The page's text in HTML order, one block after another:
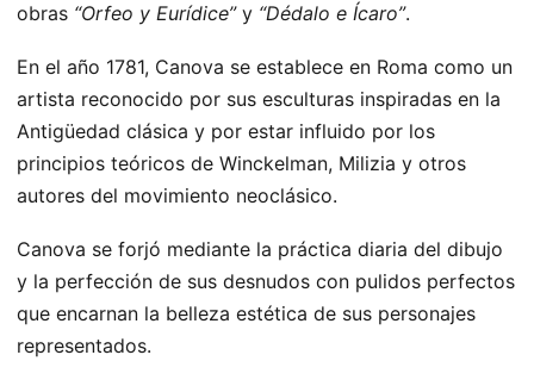
obras “Orfeo y Eurídice”y “Dédalo e Ícaro”.
En el año 1781, Canova se establece en Roma como un
artista reconocido por sus esculturas inspiradas en la
Antigüedad clásica y por estar influido por los
principios teóricos de Winckelman, Milizia y otros
autores del movimiento neoclásico.
Canova se forjó mediante la práctica diaria del dibujo
y la perfección de sus desnudos con pulidos perfectos
que encarnan la belleza estética de sus personajes
representados.